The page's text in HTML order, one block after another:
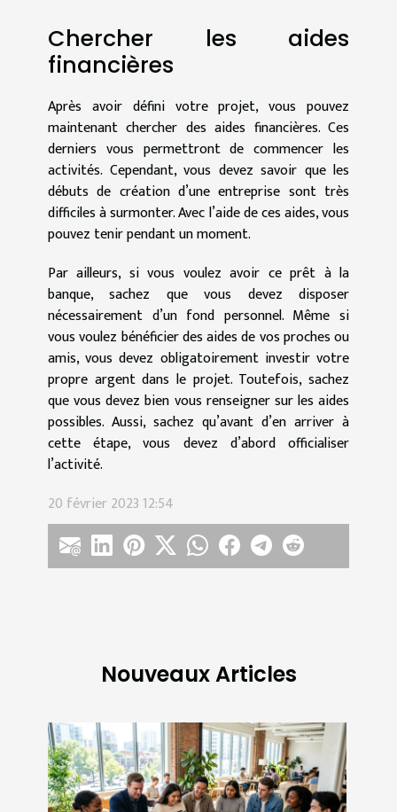
Chercher les aides
financières
Après avoir défini votre projet, vous pouvez
maintenant chercher des aides financières. Ces
derniers vous permettront de commencer les
activités. Cependant, vous devez savoir que les
débuts de création d’une entreprise sont très
difficiles à surmonter. Avec l’aide de ces aides, vous
pouvez tenir pendant un moment.
Par ailleurs, si vous voulez avoir ce prêt à la
banque, sachez que vous devez disposer
nécessairement d’un fond personnel. Même si
vous voulez bénéficier des aides de vos proches ou
amis, vous devez obligatoirement investir votre
propre argent dans le projet. Toutefois, sachez
que vous devez bien vous renseigner sur les aides
possibles. Aussi, sachez qu’avant d’en arriver à
cette étape, vous devez d’abord officialiser
l’activité.
20 février 2023 12:54
Nouveaux Articles